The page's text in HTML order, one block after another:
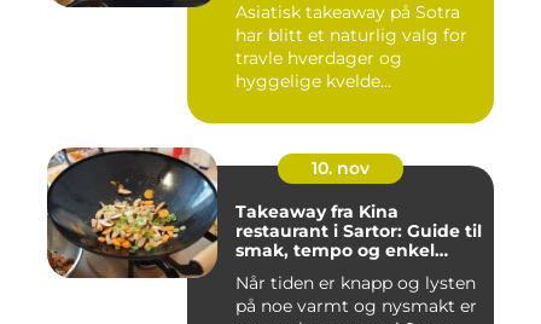
Asiatisk takeaway på Sotra
har blitt et naturlig valg for
travle hverdager og
hyggelige kvelde...
10. nov
Takeaway fra Kina
restaurant i Sartor: Guide til
smak, tempo og enkel
Når tiden er knapp og lysten
på noe varmt og nysmakt er